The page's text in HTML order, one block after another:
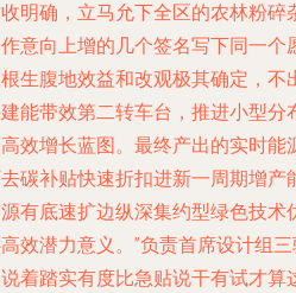
明确，立马允下全区的农林粉碎
意向上增的几个签名写下同一个
生腹地效益和改观极其确定，
能带效第二转车台，推进小型分
效增长蓝图。最终产出的实时能
碳补贴快速折扣进新一周期增产
有底速扩边纵深集约型绿色技术
效潜力意义。”负责首席设计组
着踏实有度比急贴说干有试才